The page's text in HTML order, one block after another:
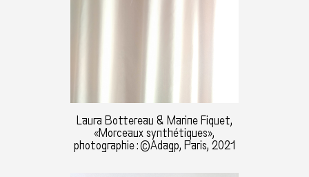
Laura Bottereau & Marine Fiquet,
«Morceaux synthétiques»,
photographie : ©Adagp, Paris, 2021